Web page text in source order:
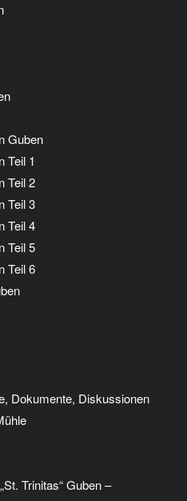
Guben
Teil 1
Teil 2
Teil 3
Teil 4
Teil 5
Teil 6
Dokumente, Diskussionen
Trinitas“ Guben –